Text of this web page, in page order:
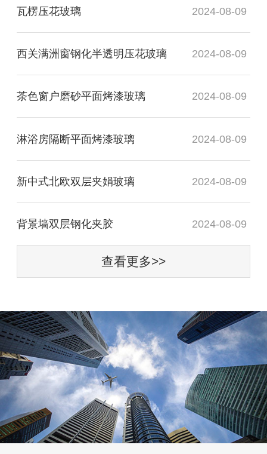
瓦楞压花玻璃 2024-08-09
西关满洲窗钢化半透明压花玻璃 2024-08-09
茶色窗户磨砂平面烤漆玻璃 2024-08-09
淋浴房隔断平面烤漆玻璃 2024-08-09
新中式北欧双层夹娟玻璃 2024-08-09
背景墙双层钢化夹胶 2024-08-09
查看更多>>